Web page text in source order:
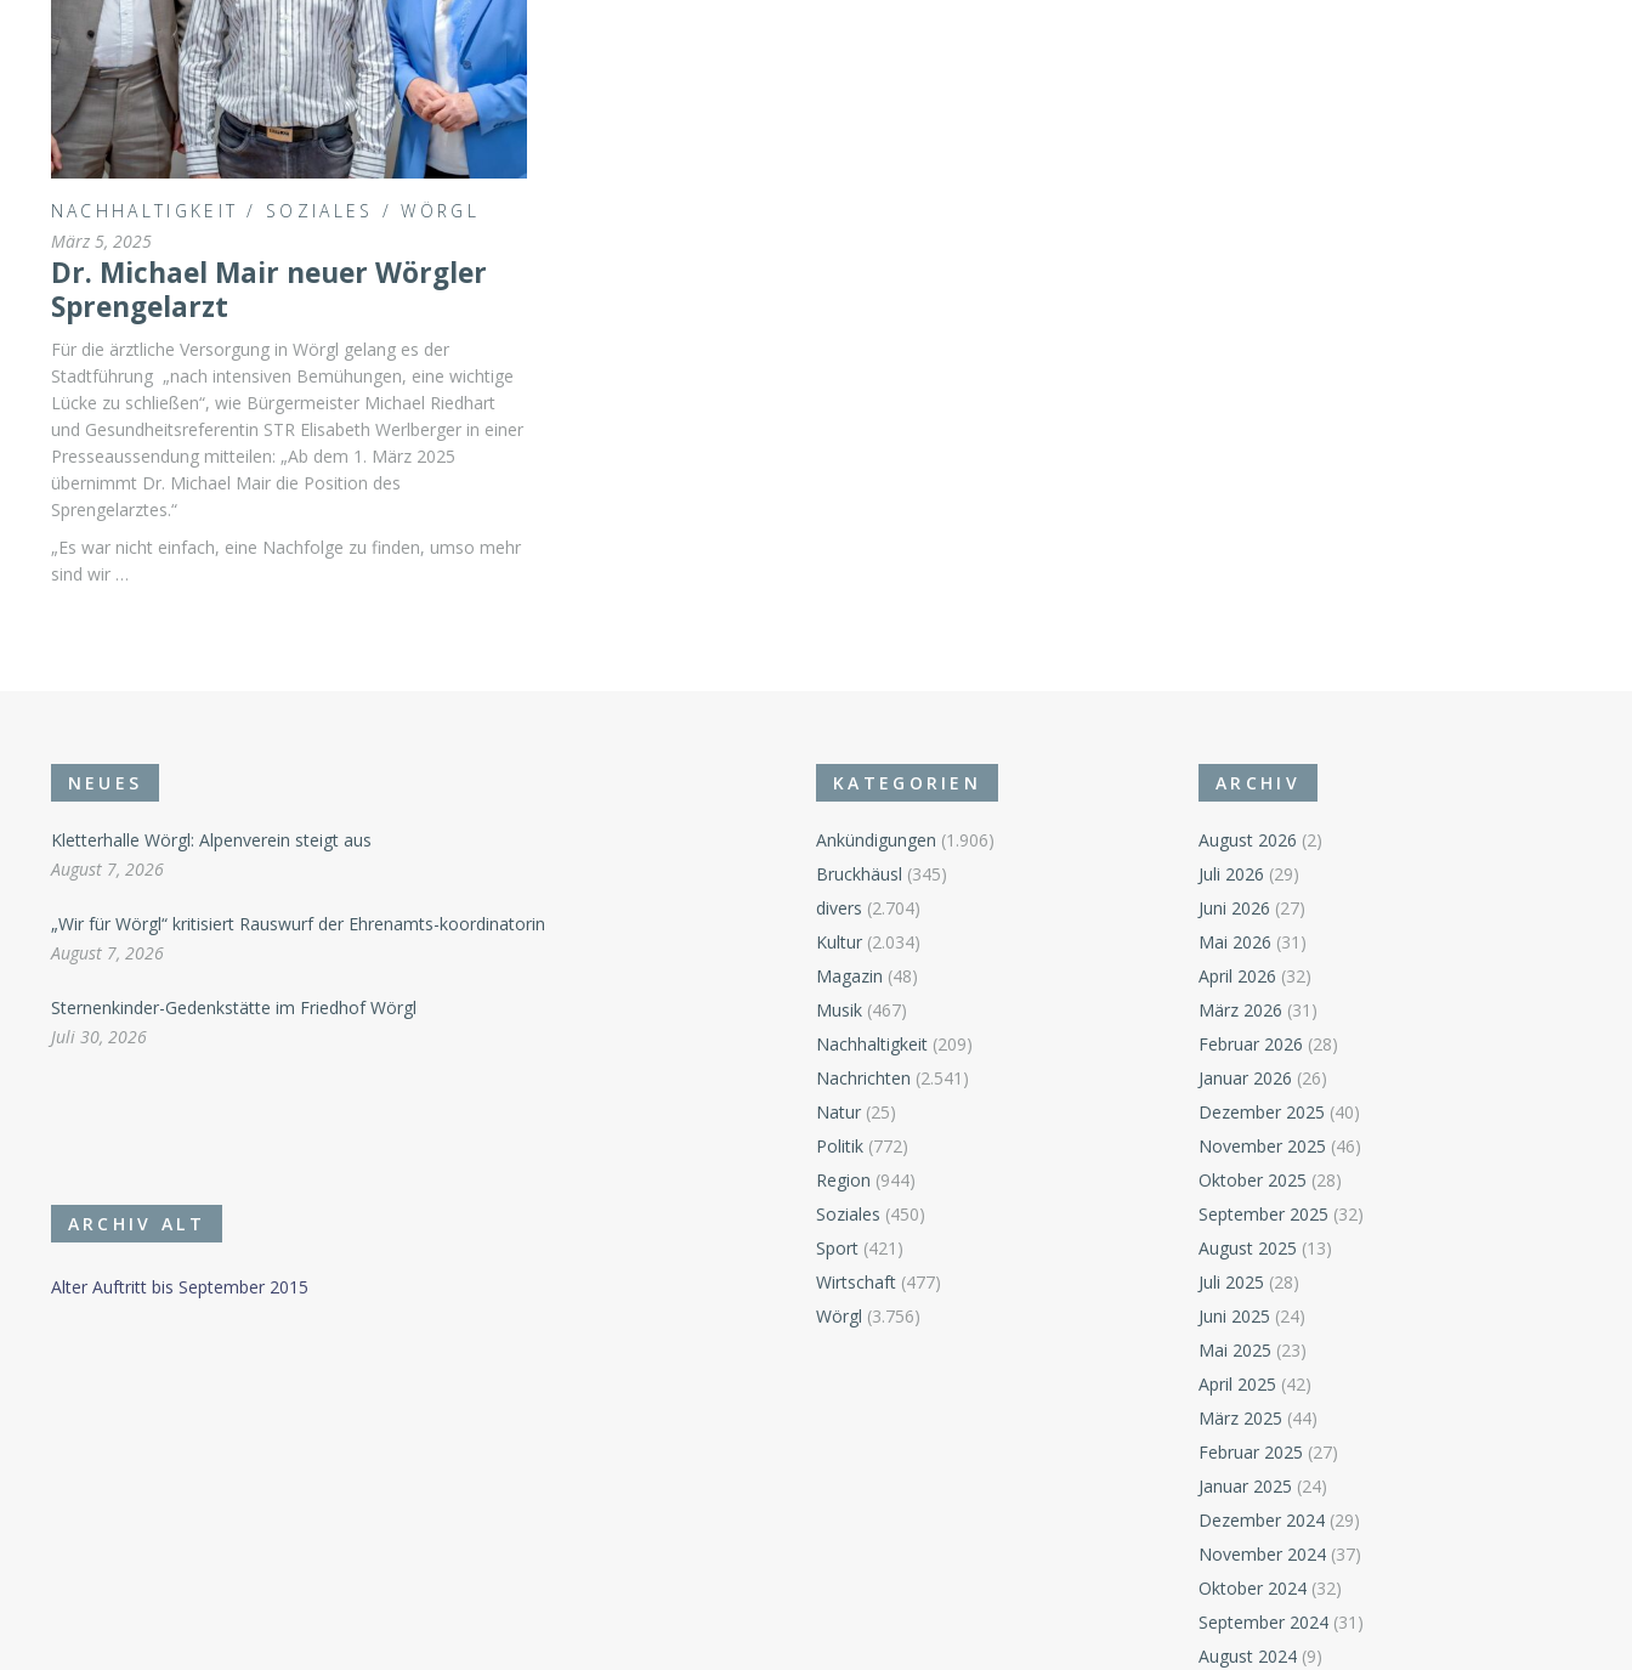
NACHHALTIGKEIT / SOZIALES /WÖRGL
März 5, 2025
Dr. Michael Mair neuer Wörgler
Sprengelarzt
Für die ärztliche Versorgung in Wörgl gelang es der
Stadtführung „nach intensiven Bemühungen, eine wichtige
Lücke zu schließen“, wie Bürgermeister Michael Riedhart
und Gesundheitsreferentin STR Elisabeth Werlberger in einer
Presseaussendung mitteilen: „Ab dem 1. März 2025
übernimmt Dr. Michael Mair die Position des
Sprengelarztes.“
„Es war nicht einfach, eine Nachfolge zu finden, umso mehr
sind wir …
NEUES
Kletterhalle Wörgl: Alpenverein steigt aus
August 7, 2026
„Wir für Wörgl“ kritisiert Rauswurf der Ehrenamts-koordinatorin
August 7, 2026
Sternenkinder-Gedenkstätte im Friedhof Wörgl
Juli 30, 2026
ARCHIV ALT
Alter Auftritt bis September 2015
KATEGORIEN
Ankündigungen (1.906)
Bruckhäusl (345)
divers (2.704)
Kultur (2.034)
Magazin (48)
Musik (467)
Nachhaltigkeit (209)
Nachrichten (2.541)
Natur (25)
Politik (772)
Region (944)
Soziales (450)
Sport (421)
Wirtschaft (477)
Wörgl (3.756)
ARCHIV
August 2026 (2)
Juli 2026 (29)
Juni 2026 (27)
Mai 2026 (31)
April 2026 (32)
März 2026 (31)
Februar 2026 (28)
Januar 2026 (26)
Dezember 2025 (40)
November 2025 (46)
Oktober 2025 (28)
September 2025 (32)
August 2025 (13)
Juli 2025 (28)
Juni 2025 (24)
Mai 2025 (23)
April 2025 (42)
März 2025 (44)
Februar 2025 (27)
Januar 2025 (24)
Dezember 2024 (29)
November 2024 (37)
Oktober 2024 (32)
September 2024 (31)
August 2024 (9)